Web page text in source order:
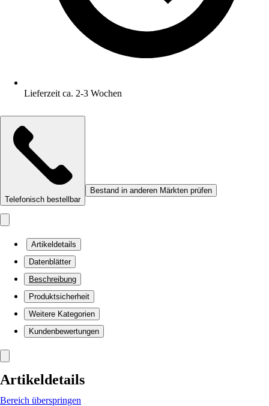
Lieferzeit ca. 2-3 Wochen
Telefonisch bestellbar
Bestand in anderen Märkten prüfen
Artikeldetails
Datenblätter
Beschreibung
Produktsicherheit
Weitere Kategorien
Kundenbewertungen
Artikeldetails
Bereich überspringen